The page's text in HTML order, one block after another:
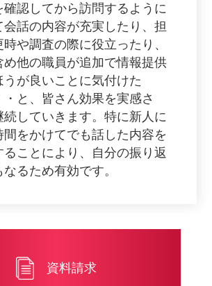
確認してから訪問するように
会話の内容が充実したり、担
時や調査の際に役立ったり、
め他の職員が追加で情報提供
うが良いことに気付けた
・と、皆さん効果を実感さ
続していきます。特に新人に
間をかけてでも話した内容を
ることにより、自分の振り返
なるため有効です。
資料請求